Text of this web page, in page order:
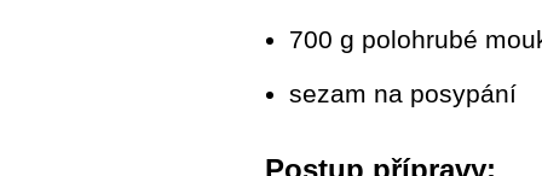
700 g polohrubé
sezam na posypání
Postup přípravy: